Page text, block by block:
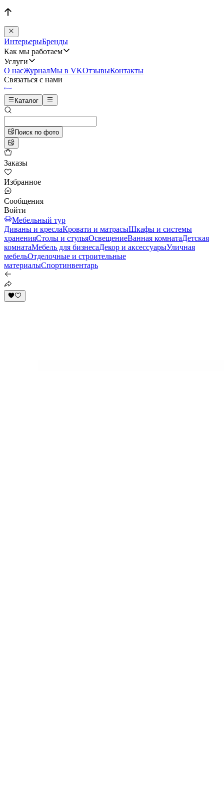
ИнтерьерыБренды
Как мы работаем
Услуги
О насЖурналМы в VKОтзывыКонтакты
Связаться с нами
Каталог
Поиск по фото
Заказы
Избранное
Сообщения
Войти
Мебельный тур
Диваны и креслаКровати и матрасыШкафы и системы
храненияСтолы и стульяОсвещениеВанная комнатаДетская
комнатаМебель для бизнесаДекор и аксессуарыУличная
мебельОтделочные и строительные
материалыСпортинвентарь